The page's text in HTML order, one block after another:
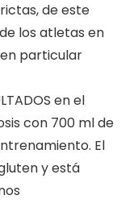
de este
los atletas en
particular
en el
con 700 ml de
El
y está